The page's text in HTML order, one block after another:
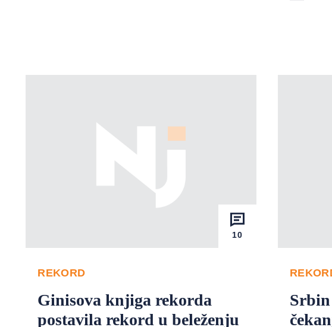
10
REKORD
Ginisova knjiga rekorda
postavila rekord u beleženju